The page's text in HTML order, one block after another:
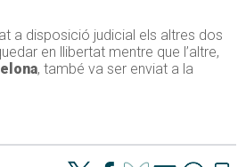
a disposició judicial els altres dos
en llibertat mentre que l’altre,
, també va ser enviat a la